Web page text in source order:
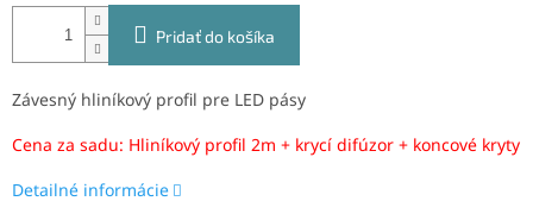
Pridať do košíka
Závesný hliníkový profil pre LED pásy
Cena za sadu: Hliníkový profil 2m + krycí difúzor + koncové kryty
Detailné informácie